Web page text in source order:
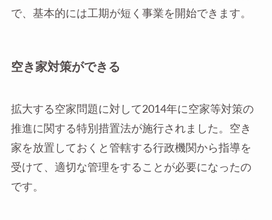
で、基本的には工期が短く事業を開始できます。
空き家対策ができる
拡大する空家問題に対して2014年に空家等対策の
推進に関する特別措置法が施行されました。空き
家を放置しておくと管轄する行政機関から指導を
受けて、適切な管理をすることが必要になったの
です。